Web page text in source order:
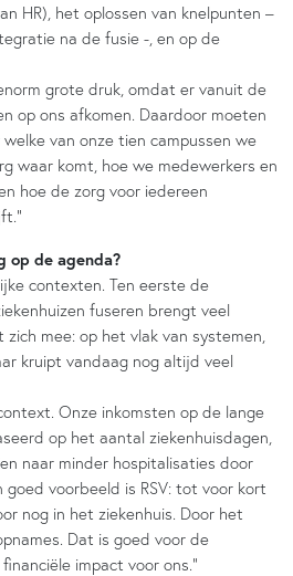
HR), het oplossen van knelpunten –
na de fusie -, en op de
grote druk, omdat er vanuit de
op ons afkomen. Daardoor moeten
van onze tien campussen we
waar komt, hoe we medewerkers en
hoe de zorg voor iedereen
op de agenda?
contexten. Ten eerste de
fuseren brengt veel
mee: op het vlak van systemen,
kruipt vandaag nog altijd veel
Onze inkomsten op de lange
op het aantal ziekenhuisdagen,
naar minder hospitalisaties door
goed voorbeeld is RSV: tot voor kort
nog in het ziekenhuis. Door het
Dat is goed voor de
impact voor ons.”